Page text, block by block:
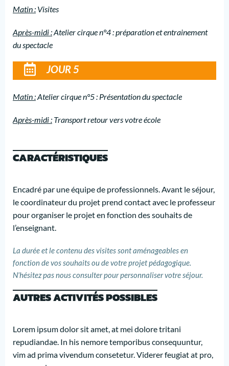
Matin : Visites
Après-midi :Atelier cirque n°4 : préparation et entrainement
du spectacle
JOUR 5
Matin :Atelier cirque n°5 : Présentation du spectacle
Après-midi : Transport retour vers votre école
CARACTÉRISTIQUES
Encadré par une équipe de professionnels. Avant le séjour,
le coordinateur du projet prend contact avec le professeur
pour organiser le projet en fonction des souhaits de
l’enseignant.
La durée et le contenu des visites sont aménageables en
fonction de vos souhaits ou de votre projet pédagogique.
N’hésitez pas nous consulter pour personnaliser votre séjour.
AUTRES ACTIVITÉS POSSIBLES
Lorem ipsum dolor sit amet, at mei dolore tritani
repudiandae. In his nemore temporibus consequuntur,
vim ad prima vivendum consetetur. Viderer feugiat at pro,